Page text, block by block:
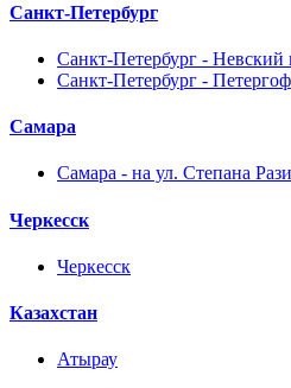
Санкт-Петербург
Санкт-Петербург - Невский
Санкт-Петербург - Петергоф
Самара
Самара - на ул. Степана
Черкесск
Черкесск
Казахстан
Атырау